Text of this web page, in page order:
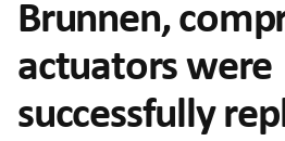
Brunnen,
actuators were
successfully